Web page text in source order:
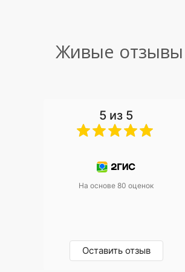
Живые отзывы
5 из 5
На основе 80 оценок
Оставить отзыв
уже два раза, отличная